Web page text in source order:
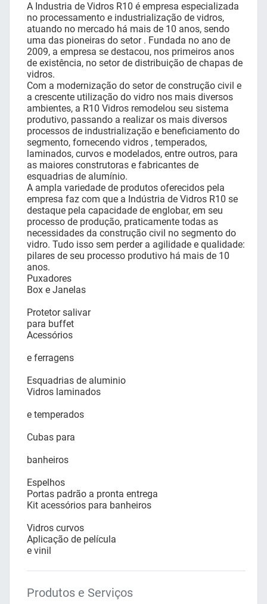
A Industria de Vidros R10 é empresa especializada
no processamento e industrialização de vidros,
atuando no mercado há mais de 10 anos, sendo
uma das pioneiras do setor . Fundada no ano de
2009, a empresa se destacou, nos primeiros anos
de existência, no setor de distribuição de chapas de
vidros.
Com a modernização do setor de construção civil e
a crescente utilização do vidro nos mais diversos
ambientes, a R10 Vidros remodelou seu sistema
produtivo, passando a realizar os mais diversos
processos de industrialização e beneficiamento do
segmento, fornecendo vidros , temperados,
laminados, curvos e modelados, entre outros, para
as maiores construtoras e fabricantes de
esquadrias de alumínio.
A ampla variedade de produtos oferecidos pela
empresa faz com que a Indústria de Vidros R10 se
destaque pela capacidade de englobar, em seu
processo de produção, praticamente todas as
necessidades da construção civil no segmento do
vidro. Tudo isso sem perder a agilidade e qualidade:
pilares de seu processo produtivo há mais de 10
anos.
Puxadores
Box e Janelas
Protetor salivar
para buffet
Acessórios
e ferragens
Esquadrias de aluminio
Vidros laminados
e temperados
Cubas para
banheiros
Espelhos
Portas padrão a pronta entrega
Kit acessórios para banheiros
Vidros curvos
Aplicação de película
e vinil
Produtos e Serviços